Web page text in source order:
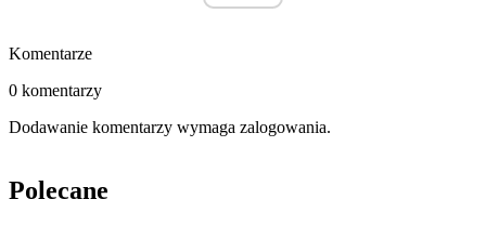
Komentarze
0 komentarzy
Dodawanie komentarzy wymaga zalogowania.
Polecane